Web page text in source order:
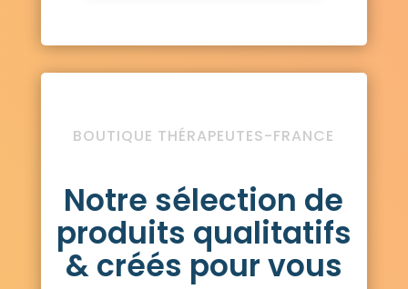
BOUTIQUE THÉRAPEUTES-FRANCE
Notre sélection de
produits qualitatifs
& créés pour vous